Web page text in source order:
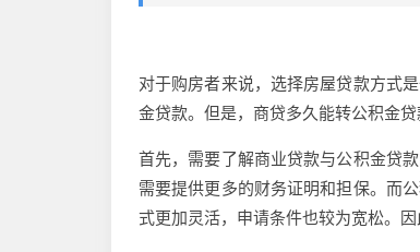
对于购房者来说，选择房屋贷款方式
金贷款。但是，商贷多久能转公积金贷
首先，需要了解商业贷款与公积金贷
需要提供更多的财务证明和担保。而
式更加灵活，申请条件也较为宽松。